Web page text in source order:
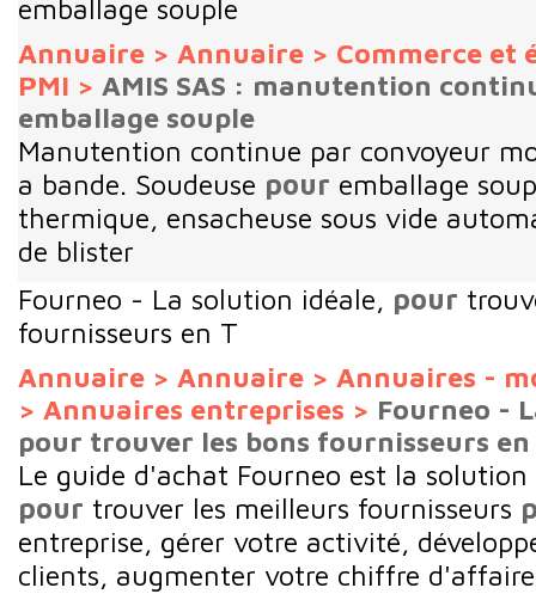
emballage souple
Annuaire > Annuaire > Commerce et
PMI > AMIS SAS : manutention
emballage souple
Manutention continue par convoyeur
a bande. Soudeuse pour emballage
thermique, ensacheuse sous vide
de blister
Fourneo - La solution idéale, pour
fournisseurs en T
Annuaire > Annuaire > Annuaires -
> Annuaires entreprises > Fourneo -
pour trouver les bons fournisseurs en
Le guide d'achat Fourneo est la solution
pour trouver les meilleurs fournisseurs
entreprise, gérer votre activité,
clients, augmenter votre chiffre